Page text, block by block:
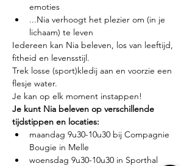
emoties
...Nia verhoogt het plezier om (in je
lichaam) te leven
Iedereen kan Nia beleven, los van leeftijd,
fitheid en levensstijl.
Trek losse (sport)kledij aan en voorzie een
flesje water.
Je kan op elk moment instappen!
Je kunt Nia beleven op verschillende
tijdstippen en locaties:
maandag 9u30-10u30 bij Compagnie
Bougie in Melle
woensdag 9u30-10u30 in Sporthal